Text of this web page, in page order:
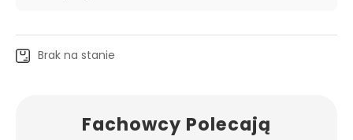
Brak na stanie
Fachowcy Polecają